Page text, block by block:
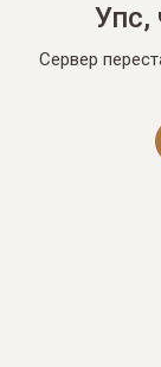
Упс,
Сервер